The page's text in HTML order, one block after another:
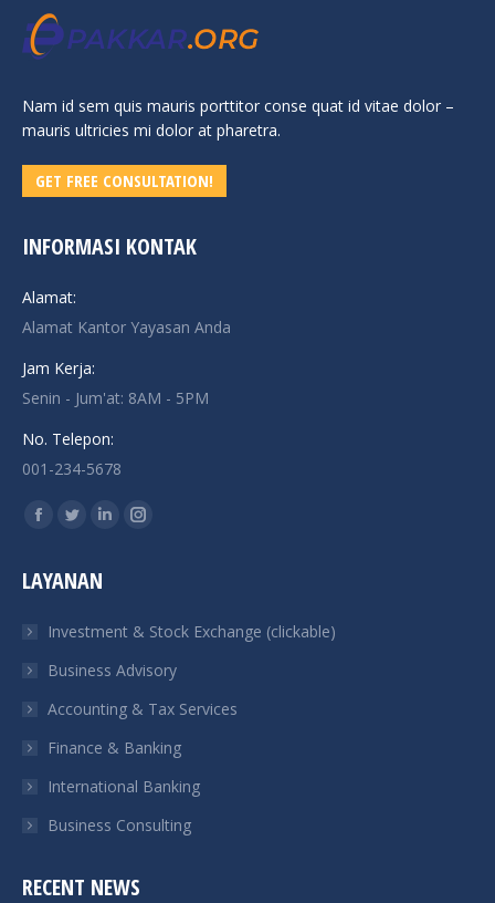
Nam id sem quis mauris porttitor conse quat id vitae dolor –
mauris ultricies mi dolor at pharetra.
GET FREE CONSULTATION!
INFORMASI KONTAK
Alamat:
Alamat Kantor Yayasan Anda
Jam Kerja:
Senin - Jum'at: 8AM - 5PM
No. Telepon:
001-234-5678
Find us on:
Facebook
opens
new
window
Twitter
opens
new
window
Linkedin
new
window
Instagram
new
window
LAYANAN
Investment & Stock Exchange (clickable)
Business Advisory
Accounting & Tax Services
Finance & Banking
International Banking
Business Consulting
RECENT NEWS